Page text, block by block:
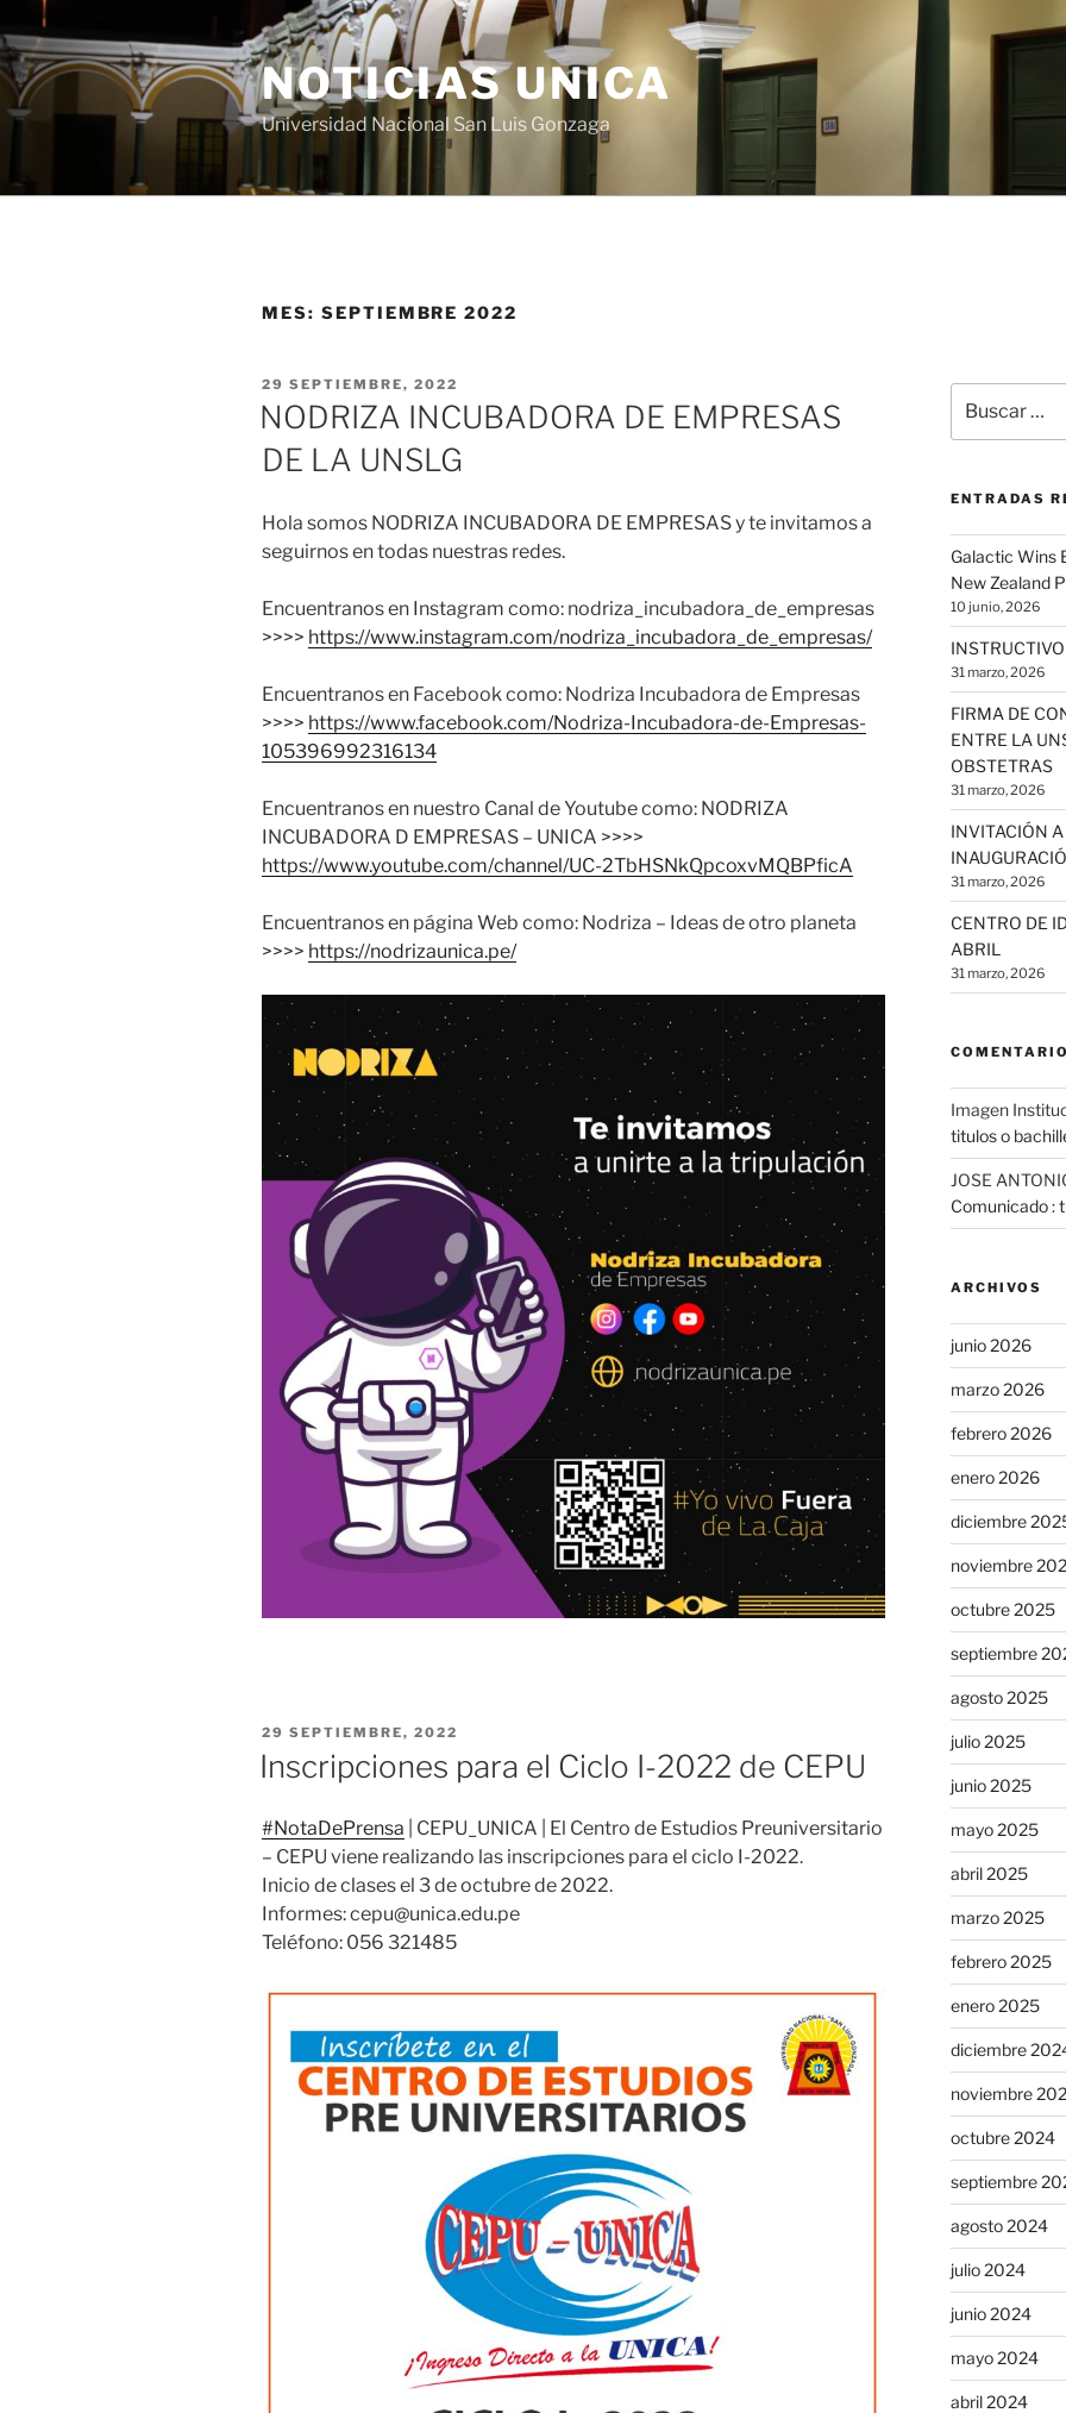
Saltar
al
contenido
NOTICIAS UNICA
Universidad Nacional San Luis Gonzaga
MES: SEPTIEMBRE 2022
PUBLICADO
EL
29 SEPTIEMBRE, 2022
NODRIZA INCUBADORA DE EMPRESAS
DE LA UNSLG
Hola somos NODRIZA INCUBADORA DE EMPRESAS y te invitamos a
seguirnos en todas nuestras redes.
Encuentranos en Instagram como: nodriza_incubadora_de_empresas
>>>> https://www.instagram.com/nodriza_incubadora_de_empresas/
Encuentranos en Facebook como: Nodriza Incubadora de Empresas
>>>> https://www.facebook.com/Nodriza-Incubadora-de-Empresas-
105396992316134
Encuentranos en nuestro Canal de Youtube como: NODRIZA
INCUBADORA D EMPRESAS – UNICA >>>>
https://www.youtube.com/channel/UC-2TbHSNkQpcoxvMQBPficA
Encuentranos en página Web como: Nodriza – Ideas de otro planeta
>>>> https://nodrizaunica.pe/
PUBLICADO
EL
29 SEPTIEMBRE, 2022
Inscripciones para el Ciclo I-2022 de CEPU
#NotaDePrensa | CEPU_UNICA | El Centro de Estudios Preuniversitario
– CEPU viene realizando las inscripciones para el ciclo I-2022.
Inicio de clases el 3 de octubre de 2022.
Informes: cepu@unica.edu.pe
Teléfono: 056 321485
por:
ENTRADAS
Galactic Wins
New Zealand
10 junio, 2026
31 marzo, 2026
FIRMA DE
ENTRE LA
OBSTETRAS
31 marzo, 2026
INVITACIÓN
31 marzo, 2026
CENTRO DE
ABRIL
31 marzo, 2026
Imagen
titulos o
JOSE
Comunicado :
ARCHIVOS
junio 2026
marzo 2026
febrero 2026
enero 2026
diciembre
noviembre
octubre 2025
septiembre
agosto 2025
julio 2025
junio 2025
mayo 2025
abril 2025
marzo 2025
febrero 2025
enero 2025
diciembre
noviembre
octubre 2024
septiembre
agosto 2024
julio 2024
junio 2024
mayo 2024
abril 2024